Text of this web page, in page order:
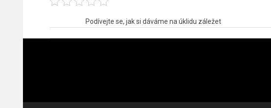
Navigace
pro
Podívejte se, jak si dáváme na úklidu záležet